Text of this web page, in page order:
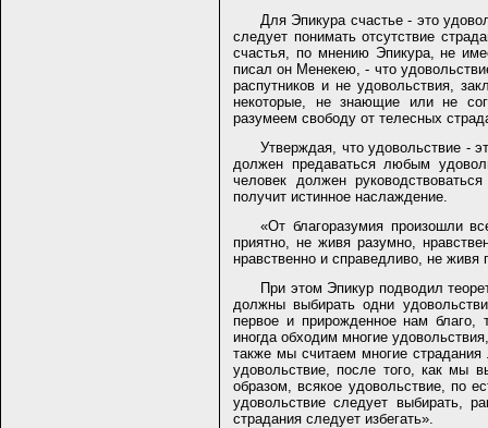
Для Эпикура счастье - это
следует понимать отсутствие
счастья, по мнению Эпикура, не
писал он Менекею, - что
распутников и не удовольствия,
некоторые, не знающие или не
разумеем свободу от телесных
Утверждая, что удовольствие -
должен предаваться любым
человек должен
получит истинное наслаждение.
«От благоразумия произошли
приятно, не живя разумно,
нравственно и справедливо, не живя
При этом Эпикур подводил
должны выбирать одни
первое и прирожденное нам
иногда обходим многие
также мы считаем многие
удовольствие, после того, как мы
образом, всякое удовольствие, по
удовольствие следует выбирать,
страдания следует избегать».